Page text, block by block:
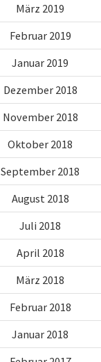
März 2019
Februar 2019
Januar 2019
Dezember 2018
November 2018
Oktober 2018
September 2018
August 2018
Juli 2018
April 2018
März 2018
Februar 2018
Januar 2018